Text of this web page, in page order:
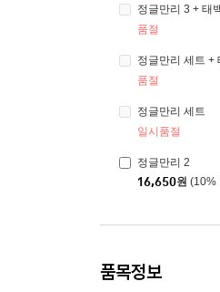
정글만리 3 + 태
품절
정글만리 세트 +
품절
정글만리 세트
일시품절
정글만리 2
16,650원 (10%
품목정보